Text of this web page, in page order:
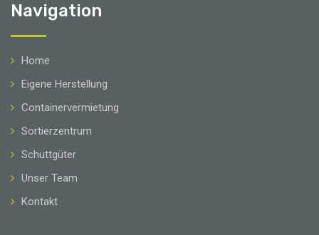
Navigation
Home
Eigene Herstellung
Containervermietung
Sortierzentrum
Schuttgüter
Unser Team
Kontakt